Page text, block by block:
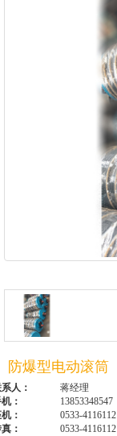
防爆型电动滚筒
人：
蒋经理
：
13853348547
：
0533-4116112
：
0533-4116112